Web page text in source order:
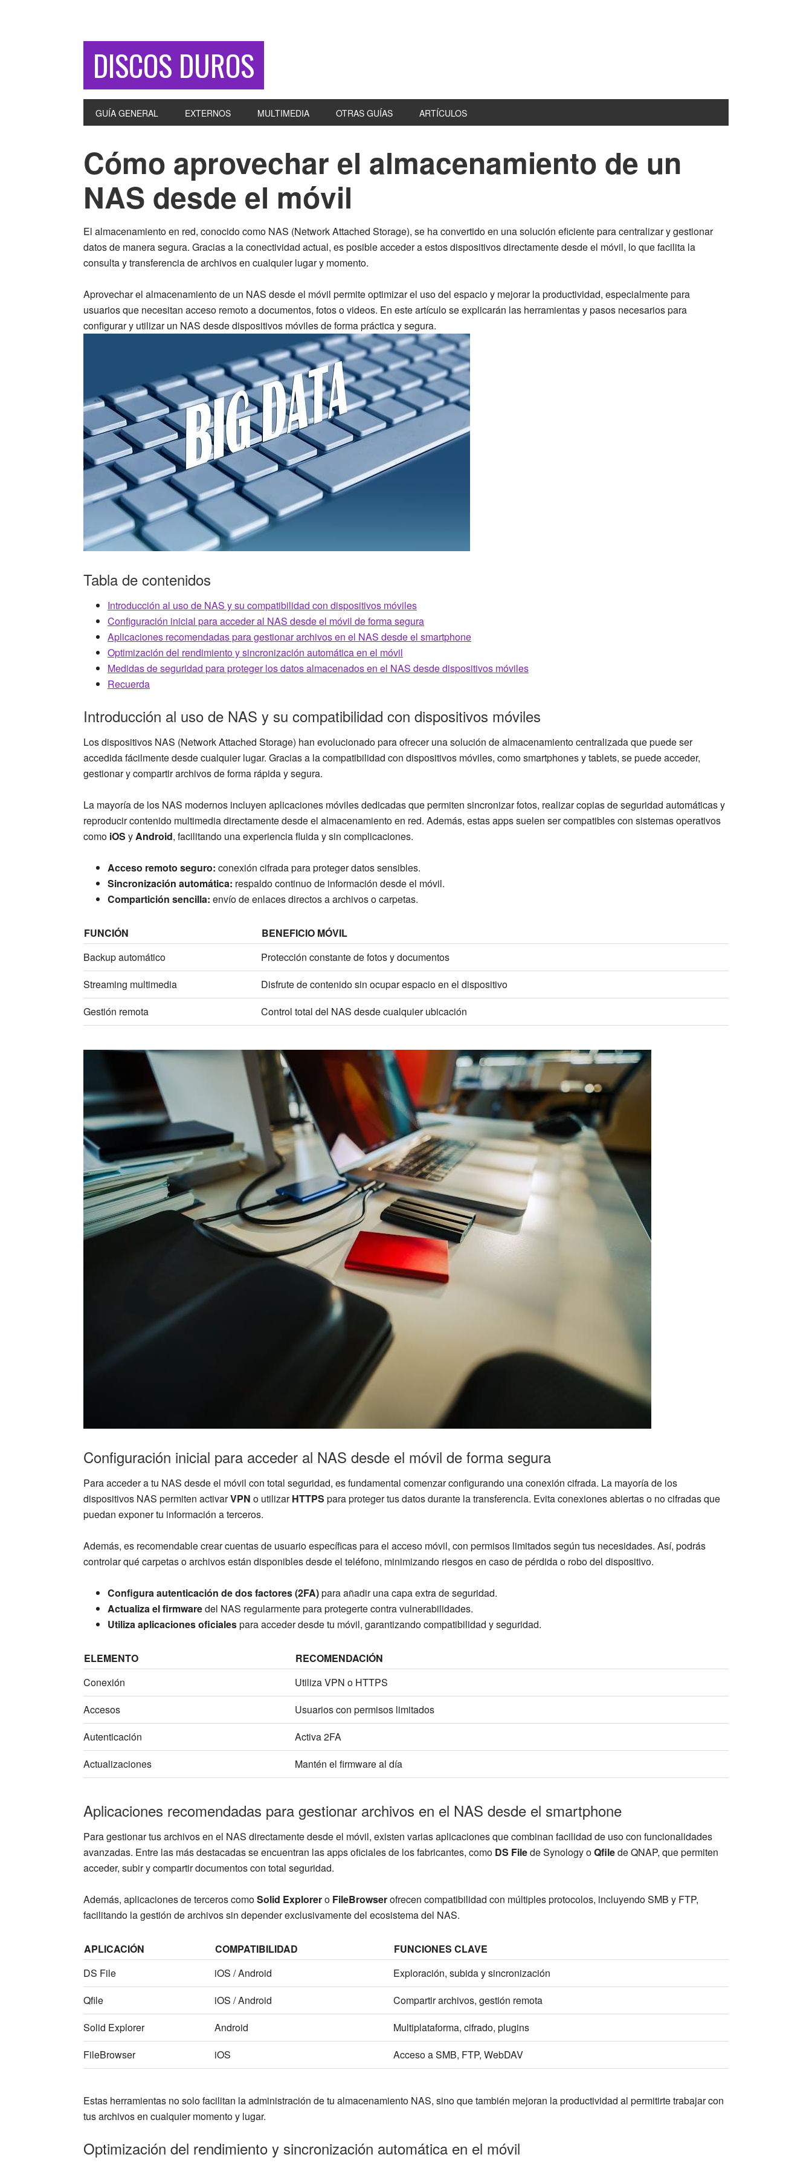
DISCOS DUROS
GUÍA GENERAL EXTERNOS MULTIMEDIA OTRAS GUÍAS ARTÍCULOS
Cómo aprovechar el almacenamiento de un
NAS desde el móvil
El almacenamiento en red, conocido como NAS (Network Attached Storage), se ha convertido en una solución eficiente para centralizar y gestionar
datos de manera segura. Gracias a la conectividad actual, es posible acceder a estos dispositivos directamente desde el móvil, lo que facilita la
consulta y transferencia de archivos en cualquier lugar y momento.
Aprovechar el almacenamiento de un NAS desde el móvil permite optimizar el uso del espacio y mejorar la productividad, especialmente para
usuarios que necesitan acceso remoto a documentos, fotos o videos. En este artículo se explicarán las herramientas y pasos necesarios para
configurar y utilizar un NAS desde dispositivos móviles de forma práctica y segura.
Tabla de contenidos
Introducción al uso de NAS y su compatibilidad con dispositivos móviles
Configuración inicial para acceder al NAS desde el móvil de forma segura
Aplicaciones recomendadas para gestionar archivos en el NAS desde el smartphone
Optimización del rendimiento y sincronización automática en el móvil
Medidas de seguridad para proteger los datos almacenados en el NAS desde dispositivos móviles
Recuerda
Introducción al uso de NAS y su compatibilidad con dispositivos móviles
Los dispositivos NAS (Network Attached Storage) han evolucionado para ofrecer una solución de almacenamiento centralizada que puede ser
accedida fácilmente desde cualquier lugar. Gracias a la compatibilidad con dispositivos móviles, como smartphones y tablets, se puede acceder,
gestionar y compartir archivos de forma rápida y segura.
La mayoría de los NAS modernos incluyen aplicaciones móviles dedicadas que permiten sincronizar fotos, realizar copias de seguridad automáticas y
reproducir contenido multimedia directamente desde el almacenamiento en red. Además, estas apps suelen ser compatibles con sistemas operativos
como iOS yAndroid, facilitando una experiencia fluida y sin complicaciones.
Acceso remoto seguro: conexión cifrada para proteger datos sensibles.
Sincronización automática: respaldo continuo de información desde el móvil.
Compartición sencilla: envío de enlaces directos a archivos o carpetas.
FUNCIÓN
BENEFICIO MÓVIL
Backup automático
Protección constante de fotos y documentos
Streaming multimedia
Disfrute de contenido sin ocupar espacio en el dispositivo
Gestión remota
Control total del NAS desde cualquier ubicación
Configuración inicial para acceder al NAS desde el móvil de forma segura
Para acceder a tu NAS desde el móvil con total seguridad, es fundamental comenzar configurando una conexión cifrada. La mayoría de los
dispositivos NAS permiten activarVPN o utilizarHTTPS para proteger tus datos durante la transferencia. Evita conexiones abiertas o no cifradas que
puedan exponer tu información a terceros.
Además, es recomendable crear cuentas de usuario específicas para el acceso móvil, con permisos limitados según tus necesidades. Así, podrás
controlar qué carpetas o archivos están disponibles desde el teléfono, minimizando riesgos en caso de pérdida o robo del dispositivo.
Configura autenticación de dos factores (2FA)para añadir una capa extra de seguridad.
Actualiza el firmwaredel NAS regularmente para protegerte contra vulnerabilidades.
Utiliza aplicaciones oficialespara acceder desde tu móvil, garantizando compatibilidad y seguridad.
ELEMENTO
RECOMENDACIÓN
Conexión
Utiliza VPN o HTTPS
Accesos
Usuarios con permisos limitados
Autenticación
Activa 2FA
Actualizaciones
Mantén el firmware al día
Aplicaciones recomendadas para gestionar archivos en el NAS desde el smartphone
Para gestionar tus archivos en el NAS directamente desde el móvil, existen varias aplicaciones que combinan facilidad de uso con funcionalidades
avanzadas. Entre las más destacadas se encuentran las apps oficiales de los fabricantes, como DS Filede Synology oQfilede QNAP, que permiten
acceder, subir y compartir documentos con total seguridad.
Además, aplicaciones de terceros comoSolid Explorero FileBrowserofrecen compatibilidad con múltiples protocolos, incluyendo SMB y FTP,
facilitando la gestión de archivos sin depender exclusivamente del ecosistema del NAS.
APLICACIÓN COMPATIBILIDAD
FUNCIONES CLAVE
DS File
iOS / Android
Exploración, subida y sincronización
Qfile
iOS / Android
Compartir archivos, gestión remota
Solid Explorer
Android
Multiplataforma, cifrado, plugins
FileBrowser
iOS Acceso a SMB, FTP, WebDAV
Estas herramientas no solo facilitan la administración de tu almacenamiento NAS, sino que también mejoran la productividad al permitirte trabajar con
tus archivos en cualquier momento y lugar.
Optimización del rendimiento y sincronización automática en el móvil